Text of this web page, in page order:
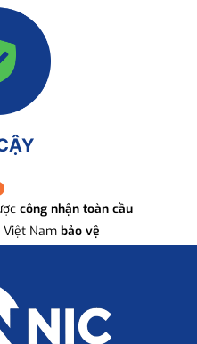
công nhận toàn cầu
Nam bảo vệ